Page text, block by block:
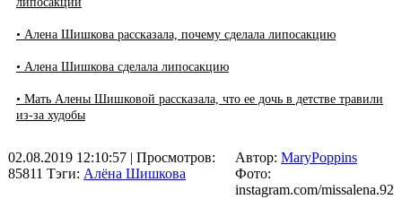
• Алена Шишкова рассказала, почему сделала липосакцию
• Алена Шишкова сделала липосакцию
• Мать Алены Шишковой рассказала, что ее дочь в детстве травили
из-за худобы
02.08.2019 12:10:57 | Просмотров:
85811 Тэги: Алёна Шишкова
Автор: MaryPoppins
Фото:
instagram.com/missalena.92